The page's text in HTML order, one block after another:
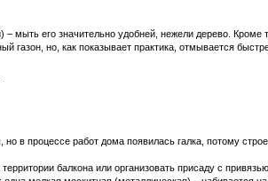
мыть его значительно удобней, нежели дерево. Кроме
но, как показывает практика, отмывается
процессе работ дома появилась галка, потому
балкона или организовать присаду с